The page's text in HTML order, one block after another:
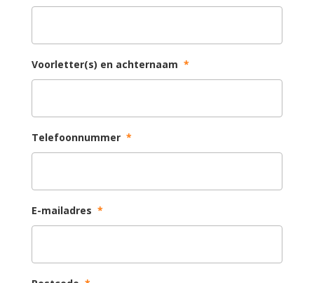
Voorletter(s) en achternaam *
Telefoonnummer *
E-mailadres *